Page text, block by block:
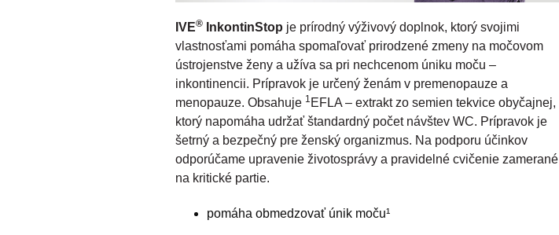
IVE® InkontinStop je prírodný výživový doplnok, ktorý svojimi
vlastnosťami pomáha spomaľovať prirodzené zmeny na močovom
ústrojenstve ženy a užíva sa pri nechcenom úniku moču –
inkontinencii. Prípravok je určený ženám v premenopauze a
menopauze. Obsahuje 1 EFLA – extrakt zo semien tekvice obyčajnej,
ktorý napomáha udržať štandardný počet návštev WC. Prípravok je
šetrný a bezpečný pre ženský organizmus. Na podporu účinkov
odporúčame upravenie životosprávy a pravidelné cvičenie zamerané
na kritické partie.
pomáha obmedzovať únik moču¹